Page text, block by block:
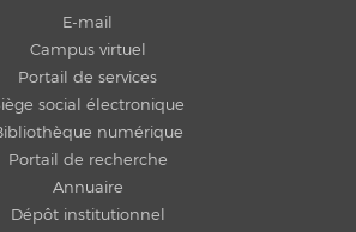
E-mail
Campus virtuel
Portail de services
social électronique
numérique
Portail de recherche
Annuaire
Dépôt institutionnel